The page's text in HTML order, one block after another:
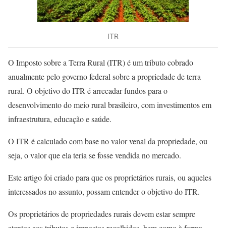
ITR
O Imposto sobre a Terra Rural (ITR) é um tributo cobrado
anualmente pelo governo federal sobre a propriedade de terra
rural. O objetivo do ITR é arrecadar fundos para o
desenvolvimento do meio rural brasileiro, com investimentos em
infraestrutura, educação e saúde.
O ITR é calculado com base no valor venal da propriedade, ou
seja, o valor que ela teria se fosse vendida no mercado.
Este artigo foi criado para que os proprietários rurais, ou aqueles
interessados no assunto, possam entender o objetivo do ITR.
Os proprietários de propriedades rurais devem estar sempre